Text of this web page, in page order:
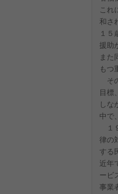
これ
和さ
１５
援助
また
もつ
そ
目標
しな
中で
１
律の
する
近年
ービ
事業